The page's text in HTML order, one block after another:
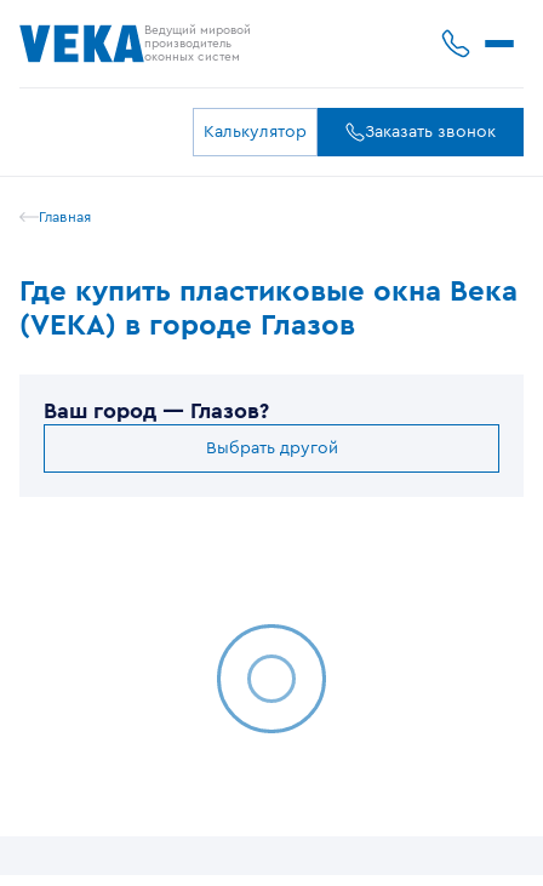
Ведущий мировой
производитель
оконных систем
Калькулятор Заказать звонок
Главная
Где купить пластиковые окна Века
(VEKA) в городе Глазов
Ваш город — Глазов?
Выбрать другой